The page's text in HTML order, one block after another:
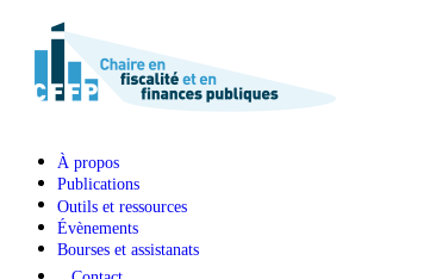
À propos
Publications
Outils et ressources
Évènements
Bourses et assistanats